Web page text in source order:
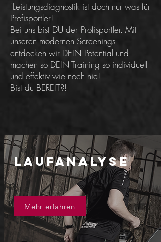
"Leistungsdiagnostik ist doch nur was für
Profisportler!"
Bei uns bist DU der Profisportler. Mit
unseren modernen Screenings
entdecken wir DEIN Potential und
machen so DEIN Training so individuell
und effektiv wie noch nie!
Bist du BEREIT?!
Laufanalyse
Mehr erfahren